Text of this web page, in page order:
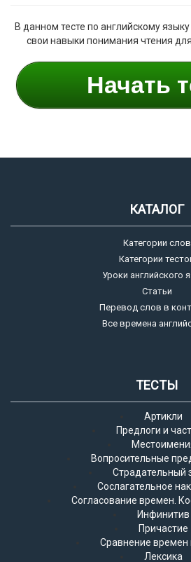
В данном тесте по английскому
свои навыки понимания чтения
Начать
КАТАЛОГ
Категории слов
Категории
Уроки английского
Статьи
Перевод слов в
Все времена
ТЕСТЫ
Артикли
Предлоги и
Вопросительные
Страдательный
Сослагательное
Согласование времен.
Инфинитив
Причастие
Сравнение времен
Лексика